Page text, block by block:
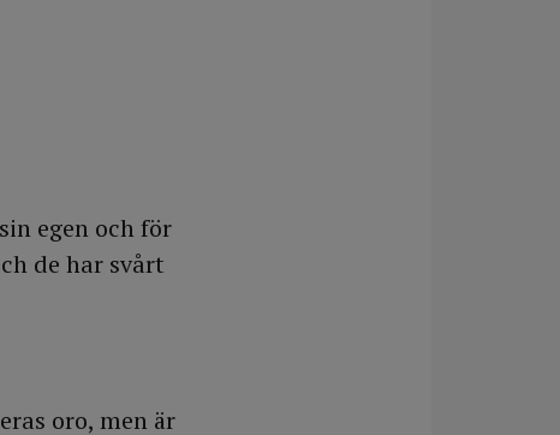
egen och för
de har svårt
oro, men är